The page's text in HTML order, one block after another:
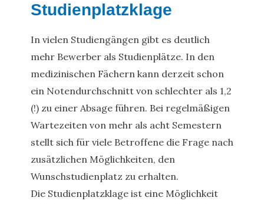
Studienplatzklage
In vielen Studiengängen gibt es deutlich
mehr Bewerber als Studienplätze. In den
medizinischen Fächern kann derzeit schon
ein Notendurchschnitt von schlechter als 1,2
(!) zu einer Absage führen. Bei regelmäßigen
Wartezeiten von mehr als acht Semestern
stellt sich für viele Betroffene die Frage nach
zusätzlichen Möglichkeiten, den
Wunschstudienplatz zu erhalten.
Die Studienplatzklage ist eine Möglichkeit